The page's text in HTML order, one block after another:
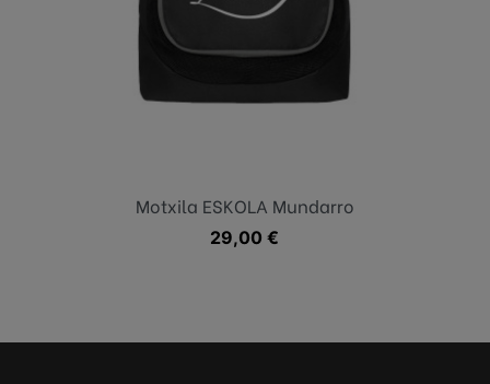
Motxila ESKOLA Mundarro
Precio
29,00 €